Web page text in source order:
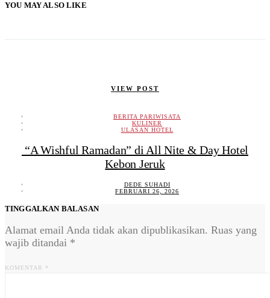
YOU MAY ALSO LIKE
VIEW POST
BERITA PARIWISATA
KULINER
ULASAN HOTEL
“A Wishful Ramadan” di All Nite & Day Hotel
Kebon Jeruk
DEDE SUHADI
FEBRUARI 26, 2026
TINGGALKAN BALASAN
Alamat email Anda tidak akan dipublikasikan. Ruas yang
wajib ditandai *
KOMENTAR *